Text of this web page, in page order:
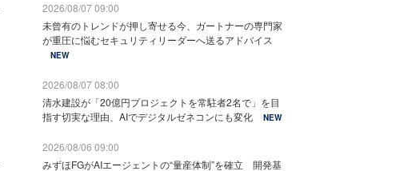
2026/08/07 09:00
未曾有のトレンドが押し寄せる今、ガートナーの専門家
が重圧に悩むセキュリティリーダーへ送るアドバイス
NEW
2026/08/07 08:00
清水建設が「20億円プロジェクトを常駐者2名で」を目
指す切実な理由、AIでデジタルゼネコンにも変化
NEW
2026/08/06 09:00
みずほFGがAIエージェントの“量産体制”を確立 開発基